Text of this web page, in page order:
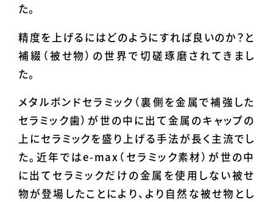
た。
精度を上げるにはどのようにすれば良いのか？と
補綴（被せ物）の世界で切磋琢磨されてきまし
た。
メタルボンドセラミック（裏側を金属で補強した
セラミック歯）が世の中に出て金属のキャップの
上にセラミックを盛り上げる手法が長く主流でし
た。近年ではe-max（セラミック素材）が世の中
に出てセラミックだけの金属を使用しない被せ
物が登場したことにより、より自然な被せ物とし